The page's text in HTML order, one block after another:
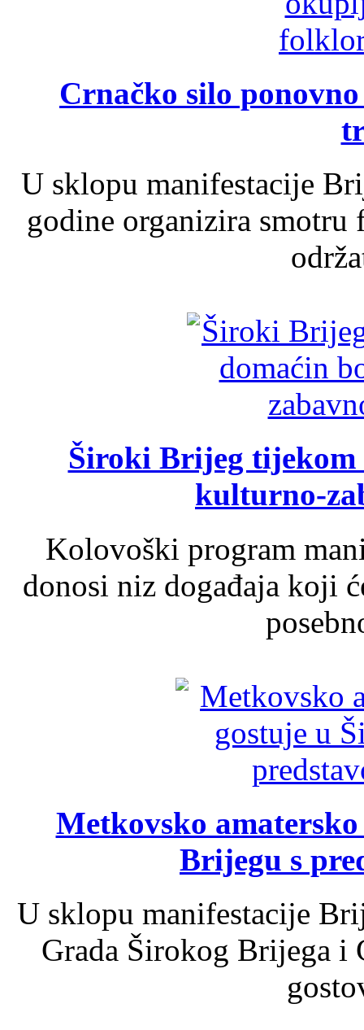
Crnačko silo
U sklopu manifestacije
godine organizira
Široki Brijeg tijekom
kulturno-
Kolovoški program
donosi niz događaja koji
Metkovsko
Brijegu s
U sklopu manifestacije
Grada Širokog Brijega